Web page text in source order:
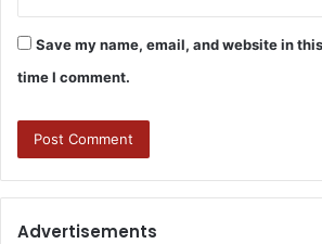
Save my name, email, and website in
time I comment.
Advertisements